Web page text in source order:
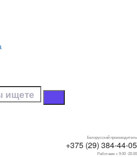
Белорусский производитель
+375 (29) 384-44-05
Работаем с 9.00 -20.00
м.кв.